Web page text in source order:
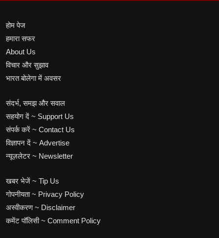
होम पेज
हमारा सफर
About Us
विचार और सुझाव
भारत बोलेगा में अवसर
संदर्भ, समझ और सवाल
सहयोग दें ~ Support Us
संपर्क करें ~ Contact Us
विज्ञापन दें ~ Advertise
न्यूज़लेटर ~ Newsletter
खबर भेजें ~ Tip Us
गोपनीयता ~ Privacy Policy
अस्वीकरण ~ Disclaimer
कमेंट पॉलिसी ~ Comment Policy